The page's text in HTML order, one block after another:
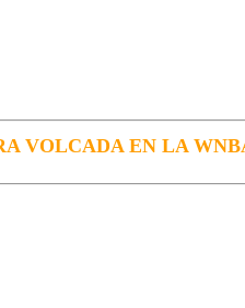
VOLCADA EN LA